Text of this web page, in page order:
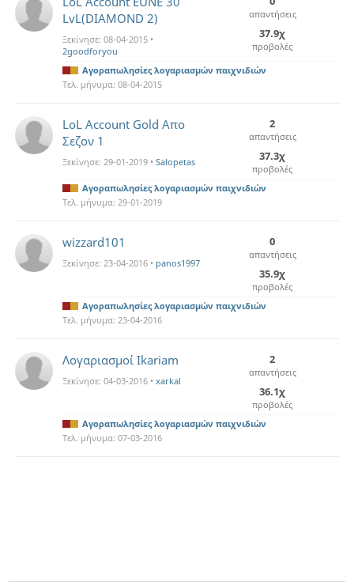
LvL(DIAMOND 2)
Ξεκίνησε: 08-04-2015 •
2goodforyou
απαντήσεις
37.9χ
προβολές
Αγοραπωλησίες λογαριασμών παιχνιδιών
Τελ. μήνυμα: 08-04-2015
LoL Account Gold Απο
Σεζον 1
Ξεκίνησε: 29-01-2019 • Salopetas
2
απαντήσεις
37.3χ
προβολές
Αγοραπωλησίες λογαριασμών παιχνιδιών
Τελ. μήνυμα: 29-01-2019
wizzard101
Ξεκίνησε: 23-04-2016 • panos1997
0
απαντήσεις
35.9χ
προβολές
Αγοραπωλησίες λογαριασμών παιχνιδιών
Τελ. μήνυμα: 23-04-2016
Λογαριασμοί Ikariam
Ξεκίνησε: 04-03-2016 • xarkal
2
απαντήσεις
36.1χ
προβολές
Αγοραπωλησίες λογαριασμών παιχνιδιών
Τελ. μήνυμα: 07-03-2016